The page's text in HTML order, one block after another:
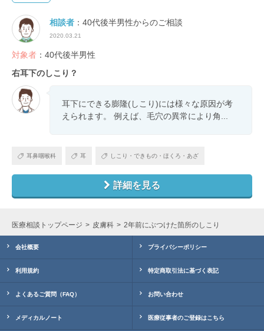
相談者 ：40代後半男性からのご相談
2020.03.21
対象者 ：40代後半男性
右耳下のしこり？
耳下にできる膨隆(しこり)には様々な原因が考
えられます。 例えば、毛穴の異常により角...
耳鼻咽喉科 耳 しこり・できもの・ほくろ・あざ
詳細を見る
医療相談トップページ 皮膚科 2年前にぶつけた箇所のしこり
会社概要 プライバシーポリシー
利用規約 特定商取引法に基づく表記
よくあるご質問（FAQ） お問い合わせ
メディカルノート 医療従事者のご登録はこちら